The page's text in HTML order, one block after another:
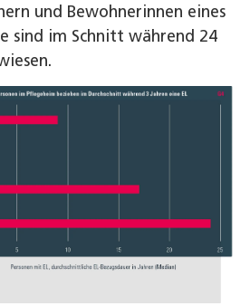
und Bewohnerinnen eines
sind im Schnitt während 24